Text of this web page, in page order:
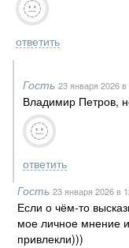
ответить
Гость 23 января 2026в
Владимир Петров,
ответить
Гость 23 января 2026в
Если о чём-то
мое личное мнение
привлекли)))